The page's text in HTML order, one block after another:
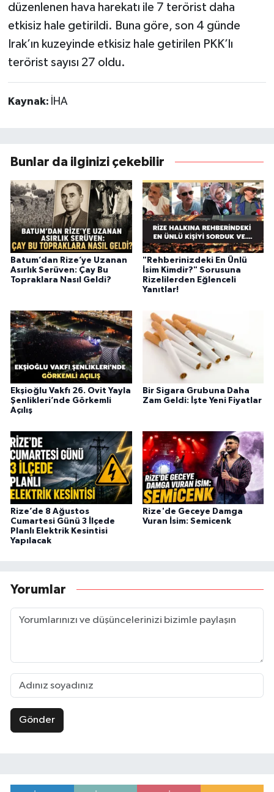
düzenlenen hava harekatı ile 7 terörist daha
etkisiz hale getirildi. Buna göre, son 4 günde
Irak’ın kuzeyinde etkisiz hale getirilen PKK’lı
terörist sayısı 27 oldu.
Kaynak: İHA
Bunlar da ilginizi çekebilir
Batum’dan Rize’ye Uzanan
Asırlık Serüven: Çay Bu
Topraklara Nasıl Geldi?
"Rehberinizdeki En Ünlü
İsim Kimdir?" Sorusuna
Rizelilerden Eğlenceli
Yanıtlar!
Ekşioğlu Vakfı 26. Ovit Yayla
Şenlikleri’nde Görkemli
Açılış
Bir Sigara Grubuna Daha
Zam Geldi: İşte Yeni Fiyatlar
Rize’de 8 Ağustos
Cumartesi Günü 3 İlçede
Planlı Elektrik Kesintisi
Yapılacak
Rize'de Geceye Damga
Vuran İsim: Semicenk
Yorumlar
Gönder